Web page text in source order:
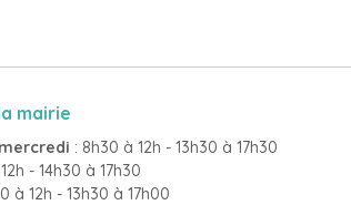
mairie
: 8h30 à 12h - 13h30 à 17h30
- 14h30 à 17h30
à 12h - 13h30 à 17h00